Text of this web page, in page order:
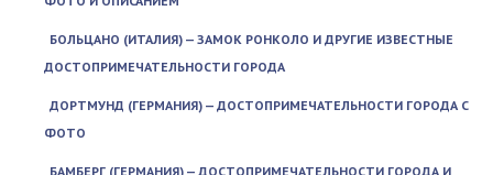
БОЛЬЦАНО (ИТАЛИЯ) — ЗАМОК РОНКОЛО И ДРУГИЕ ИЗВЕСТНЫЕ
ДОСТОПРИМЕЧАТЕЛЬНОСТИ ГОРОДА
ДОРТМУНД (ГЕРМАНИЯ) — ДОСТОПРИМЕЧАТЕЛЬНОСТИ ГОРОДА С
ФОТО
БАМБЕРГ (ГЕРМАНИЯ) — ДОСТОПРИМЕЧАТЕЛЬНОСТИ ГОРОДА И